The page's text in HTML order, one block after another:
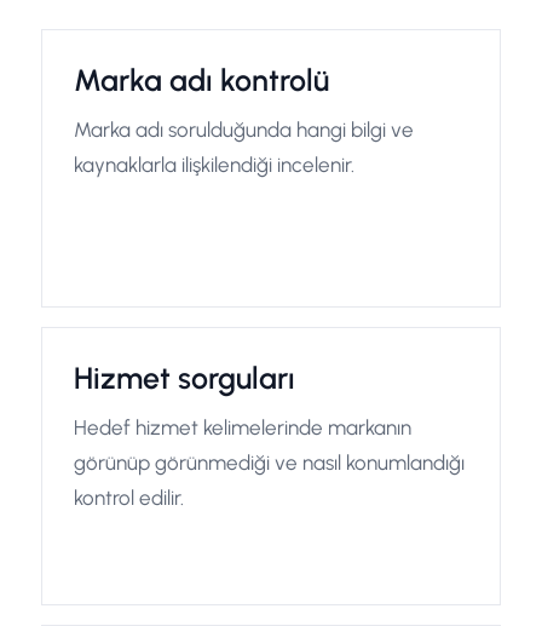
Marka adı kontrolü
Marka adı sorulduğunda hangi bilgi ve
kaynaklarla ilişkilendiği incelenir.
Hizmet sorguları
Hedef hizmet kelimelerinde markanın
görünüp görünmediği ve nasıl konumlandığı
kontrol edilir.